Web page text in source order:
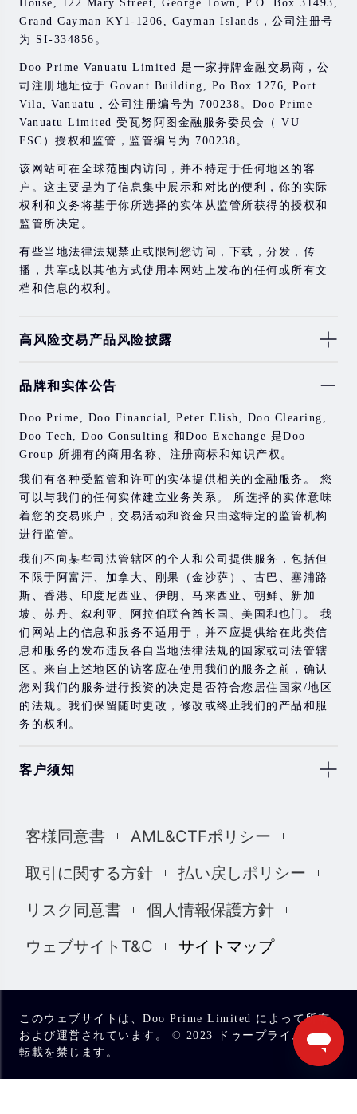
Grand Cayman KY1-1206, Cayman Islands，公司注册号
为 SI-334856。
Doo Prime Vanuatu Limited 是一家持牌金融交易商，公
司注册地址位于 Govant Building, Po Box 1276, Port
Vila, Vanuatu , 公司注册编号为 700238。Doo Prime
Vanuatu Limited 受瓦努阿图金融服务委员会（ VU
FSC）授权和监管，监管编号为 700238。
该网站可在全球范围内访问，并不特定于任何地区的客
户。这主要是为了信息集中展示和对比的便利，你的实际
权利和义务将基于你所选择的实体从监管所获得的授权和
监管所决定。
有些当地法律法规禁止或限制您访问，下载，分发，传
播，共享或以其他方式使用本网站上发布的任何或所有文
档和信息的权利。
高风险交易产品风险披露
券，期货，差价合约和其他金融产品交易涉及高风险，可
过去的投资表现并不代表其未来的表现。
在与我们进行任何交易之前，请确保您完全了解使用相应
金融工具进行交易的风险。 如果您不了解此处说明的风
险，则应寻求独立的专业建议。
品牌和实体公告
Doo Prime, Doo Financial, Peter Elish, Doo Clearing,
Doo Tech, Doo Consulting 和Doo Exchange 是Doo
Group 所拥有的商用名称、注册商标和知识产权。
我们有各种受监管和许可的实体提供相关的金融服务。 您
可以与我们的任何实体建立业务关系。 所选择的实体意味
着您的交易账户，交易活动和资金只由这特定的监管机构
进行监管。
我们不向某些司法管辖区的个人和公司提供服务，包括但
不限于阿富汗、加拿大、刚果（金沙萨）、古巴、塞浦路
斯、香港、印度尼西亚、伊朗、马来西亚、朝鲜、新加
坡、苏丹、叙利亚、阿拉伯联合酋长国、美国和也门。 我
们网站上的信息和服务不适用于，并不应提供给在此类信
息和服务的发布违反各自当地法律法规的国家或司法管辖
区。来自上述地区的访客应在使用我们的服务之前，确认
您对我们的服务进行投资的决定是否符合您居住国家/地区
的法规。我们保留随时更改，修改或终止我们的产品和服
务的权利。
客户须知
息，材料或第三方材料（“材料”）仅供参考。 该材料仅被
的投资建议和/或投资推荐。 尽管我们已尽一切合理的努力
和保证，如果所提供信息的任何不准确和不完整，我们也
损失或损害赔偿。 未经我们的同意，您只能将该材料用于
我们使用我们网站上的cookies来根据您的喜好自定义我们
经阅读并同意上述详细信息，并同意我们使用cookies。
我们完全遵守司法管辖区中所有适用的法律和法规。 您有
客様同意書
AML&CTFポリシー
取引に関する方針
払い戻しポリシー
リスク同意書
個人情報保護方針
ウェブサイトT&C
サイトマップ
このウェブサイトは、Doo Prime Limited によって所有
および運営されています。 © 2023 ドゥープライム.無断
転載を禁じます。